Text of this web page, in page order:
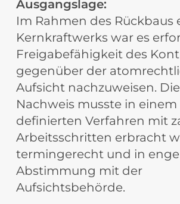
Ausgangslage:
Im Rahmen des Rückbaus
Kernkraftwerks war es
Freigabefähigkeit des
gegenüber der
Aufsicht nachzuweisen.
Nachweis musste in einem
definierten Verfahren mit
Arbeitsschritten erbracht
termingerecht und in
Abstimmung mit der
Aufsichtsbehörde.